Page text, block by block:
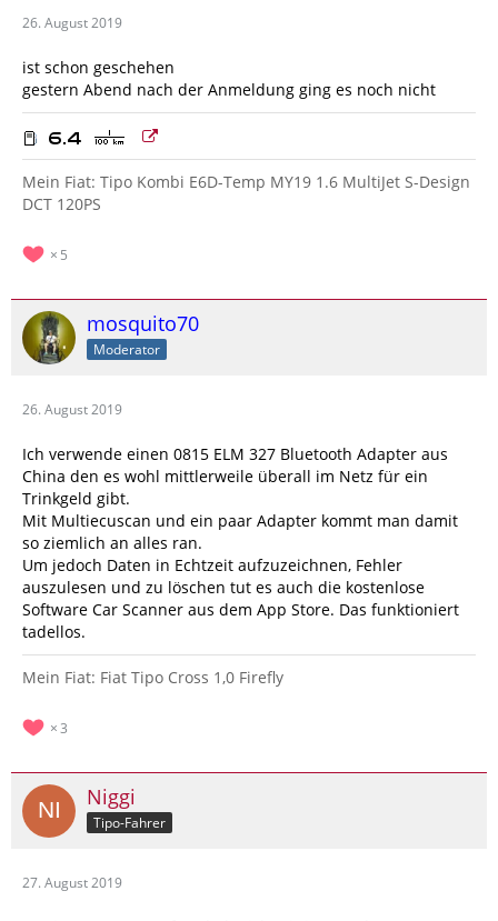
26. August 2019
ist schon geschehen
gestern Abend nach der Anmeldung ging es noch nicht
Mein Fiat: Tipo Kombi E6D-Temp MY19 1.6 MultiJet S-Design
DCT 120PS
5
mosquito70
Moderator
26. August 2019
Ich verwende einen 0815 ELM 327 Bluetooth Adapter aus
China den es wohl mittlerweile überall im Netz für ein
Trinkgeld gibt.
Mit Multiecuscan und ein paar Adapter kommt man damit
so ziemlich an alles ran.
Um jedoch Daten in Echtzeit aufzuzeichnen, Fehler
auszulesen und zu löschen tut es auch die kostenlose
Software Car Scanner aus dem App Store. Das funktioniert
tadellos.
Mein Fiat: Fiat Tipo Cross 1,0 Firefly
3
Niggi
Tipo-Fahrer
27. August 2019